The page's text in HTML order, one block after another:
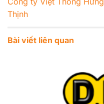
Thịnh
Bài viết liên quan